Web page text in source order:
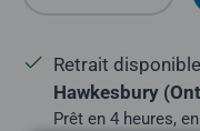
Retrait
Hawkesbury
Prêt en 4 heures,